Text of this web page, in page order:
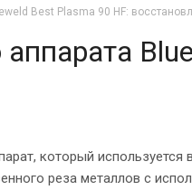
Best Plasma 90 HF:
который
реза металлов с